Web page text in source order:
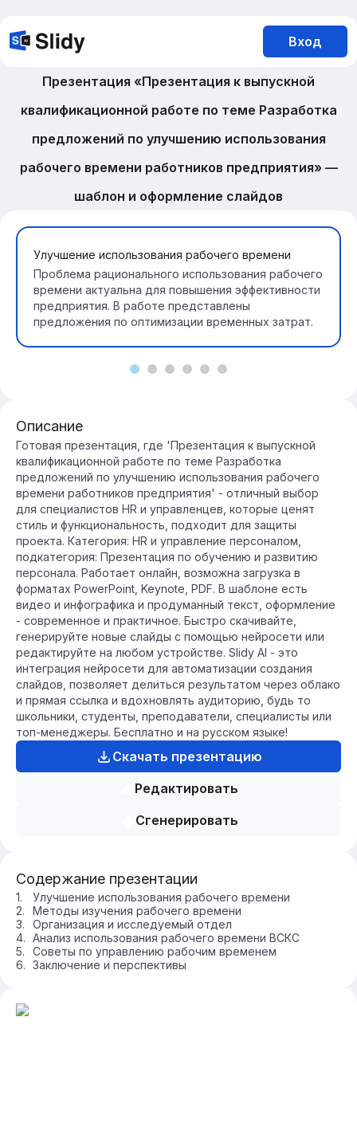
Вход
Презентация «Презентация к выпускной
квалификационной работе по теме Разработка
предложений по улучшению использования
рабочего времени работников предприятия» —
шаблон и оформление слайдов
Улучшение использования рабочего времени
Проблема рационального использования рабочего
времени актуальна для повышения эффективности
предприятия. В работе представлены
предложения по оптимизации временных затрат.
Описание
Готовая презентация, где 'Презентация к выпускной
квалификационной работе по теме Разработка
предложений по улучшению использования рабочего
времени работников предприятия' - отличный выбор
для специалистов HR и управленцев, которые ценят
стиль и функциональность, подходит для защиты
проекта. Категория: HR и управление персоналом,
подкатегория: Презентация по обучению и развитию
персонала. Работает онлайн, возможна загрузка в
форматах PowerPoint, Keynote, PDF. В шаблоне есть
видео и инфографика и продуманный текст, оформление
- современное и практичное. Быстро скачивайте,
генерируйте новые слайды с помощью нейросети или
редактируйте на любом устройстве. Slidy AI - это
интеграция нейросети для автоматизации создания
слайдов, позволяет делиться результатом через облако
и прямая ссылка и вдохновлять аудиторию, будь то
школьники, студенты, преподаватели, специалисты или
топ-менеджеры. Бесплатно и на русском языке!
Скачать презентацию
Редактировать
Сгенерировать
Содержание презентации
Улучшение использования рабочего времени
Методы изучения рабочего времени
Организация и исследуемый отдел
Анализ использования рабочего времени ВСКС
Советы по управлению рабочим временем
Заключение и перспективы